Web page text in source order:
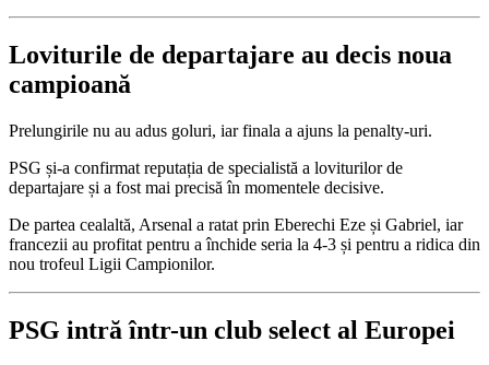
Loviturile de departajare au decis noua
campioană
Prelungirile nu au adus goluri, iar finala a ajuns la penalty-uri.
PSG și-a confirmat reputația de specialistă a loviturilor de
departajare și a fost mai precisă în momentele decisive.
De partea cealaltă, Arsenal a ratat prin Eberechi Eze și Gabriel, iar
francezii au profitat pentru a închide seria la 4-3 și pentru a ridica din
nou trofeul Ligii Campionilor.
PSG intră într-un club select al Europei